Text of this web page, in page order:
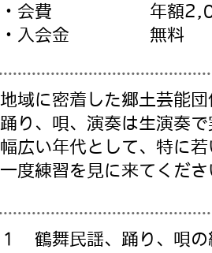
・会費
年額
・入会金
無料
地域に密着した郷土芸能団
踊り、唄、演奏は生演奏で
幅広い年代として、特に
一度練習を見に来てくださ
１ 鶴舞民謡、踊り、唄の